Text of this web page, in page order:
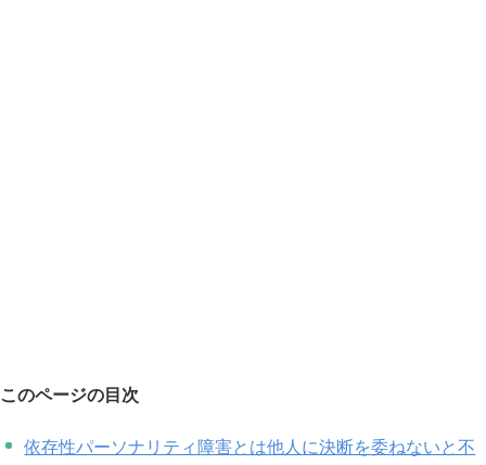
このページの目次
依存性パーソナリティ障害とは他人に決断を委ねないと不